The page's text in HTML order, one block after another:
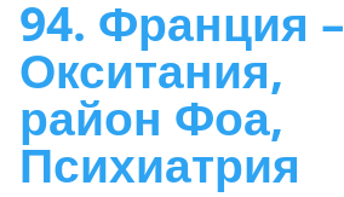
94. Франция –
Окситания,
район Фоа,
Психиатрия